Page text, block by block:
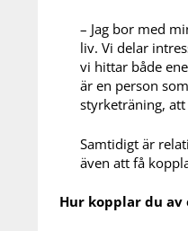
– Jag bor med
liv. Vi delar
vi hittar både
är en person
styrketräning,
Samtidigt är
även att få
Hur kopplar du